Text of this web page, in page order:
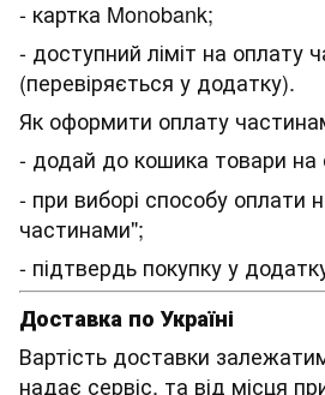
- картка Monobank;
- доступний ліміт на оплату
(перевіряється у додатку).
Як оформити оплату
- додай до кошика товари на
- при виборі способу оплати
частинами";
- підтвердь покупку у
Доставка по Україні
Вартість доставки
надає сервіс, та від місця